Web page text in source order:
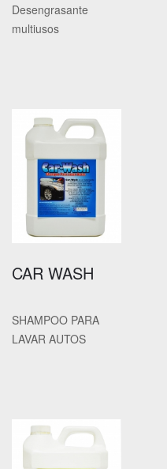
Desengrasante
multiusos
CAR WASH
SHAMPOO PARA
LAVAR AUTOS